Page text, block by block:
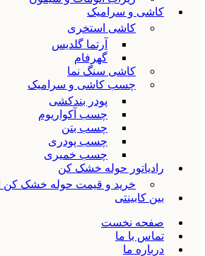
کاشی و سرامیک
کاشی استخری
آرتما گلدیس
گهرفام
کاشی سنگ نما
چسب کاشی و سرامیک
پودر بندکشی
چسب آکواریوم
چسب بتن
چسب پودری
چسب خمیری
رادیاتور حوله خشک کن
خرید و قیمت حوله خشک کن
بین کابینتی
صفحه نخست
تماس با ما
درباره ما